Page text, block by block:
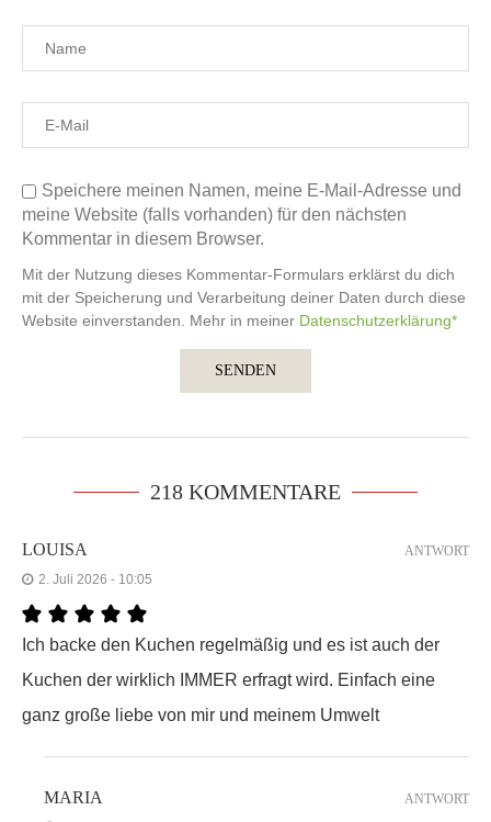
Speichere meinen Namen, meine E-Mail-Adresse und
meine Website (falls vorhanden) für den nächsten
Kommentar in diesem Browser.
Mit der Nutzung dieses Kommentar-Formulars erklärst du dich
mit der Speicherung und Verarbeitung deiner Daten durch diese
Website einverstanden. Mehr in meiner Datenschutzerklärung*
218 KOMMENTARE
LOUISA
2. Juli 2026 - 10:05
Ich backe den Kuchen regelmäßig und es ist auch der
Kuchen der wirklich IMMER erfragt wird. Einfach eine
ganz große liebe von mir und meinem Umwelt
ANTWORT
MARIA ANTWORT